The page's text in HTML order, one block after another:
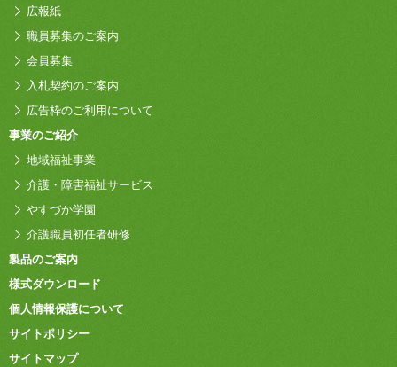
広報紙
職員募集のご案内
会員募集
入札契約のご案内
広告枠のご利用について
事業のご紹介
地域福祉事業
介護・障害福祉サービス
やすづか学園
介護職員初任者研修
製品のご案内
様式ダウンロード
個人情報保護について
サイトポリシー
サイトマップ